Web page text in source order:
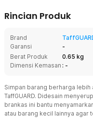
Rincian Produk
Brand
Garansi
-
Berat Produk
0.65 kg
Dimensi Kemasan : -
Simpan barang berharga lebih
TaffGUARD. Didesain
brankas ini bantu
atau barang kecil lainnya agar